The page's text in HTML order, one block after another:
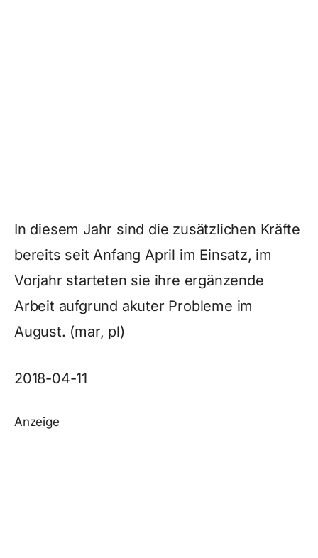
In diesem Jahr sind die zusätzlichen Kräfte
bereits seit Anfang April im Einsatz, im
Vorjahr starteten sie ihre ergänzende
Arbeit aufgrund akuter Probleme im
August. (mar, pl)
2018-04-11
Anzeige